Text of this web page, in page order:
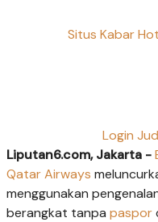
Situs Kabar
Login
Liputan6.com, Jakarta -
Qatar Airways
menggunakan
berangkat tanpa paspor